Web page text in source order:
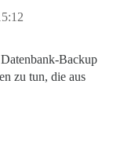
Backup
zu tun, die aus